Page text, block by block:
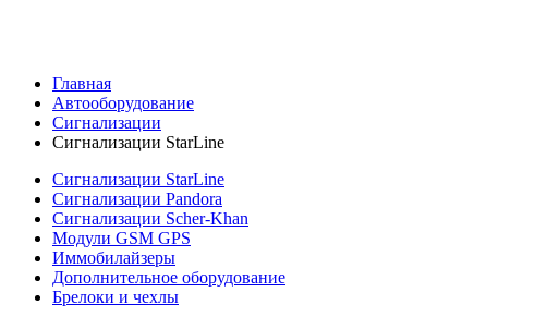
Главная
Автооборудование
Сигнализации
Сигнализации StarLine
Сигнализации StarLine
Сигнализации Pandora
Сигнализации Scher-Khan
Модули GSM GPS
Иммобилайзеры
Дополнительное оборудование
Брелоки и чехлы